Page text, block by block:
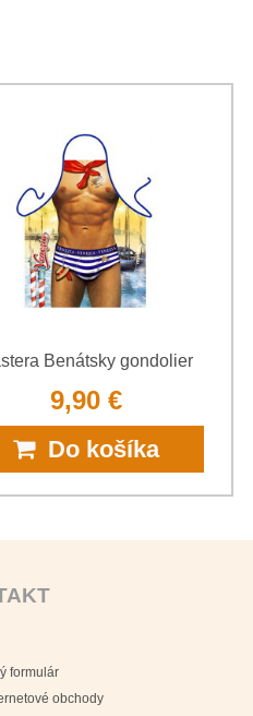
Benátsky gondolier
9,90 €
Do košíka
formulár
obchody